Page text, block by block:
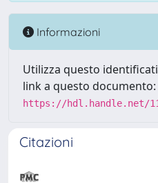
Informazioni
Utilizza questo
link a questo documento:
https://hdl.handle.net/
Citazioni